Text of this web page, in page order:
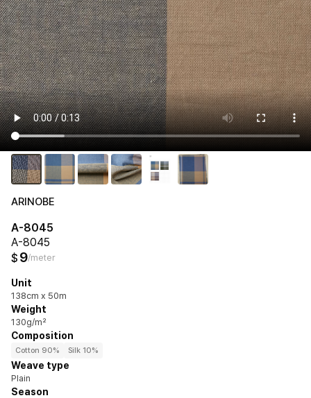
ARINOBE
A-8045
A-8045
$ 9/meter
Unit
138cm x 50m
Weight
130g/m²
Composition
Cotton 90% Silk 10%
Weave type
Plain
Season